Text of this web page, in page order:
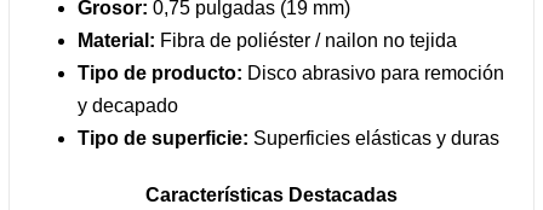
Grosor: 0,75 pulgadas (19 mm)
Material: Fibra de poliéster / nailon no tejida
Tipo de producto: Disco abrasivo para remoción
y decapado
Tipo de superficie: Superficies elásticas y duras
Características Destacadas